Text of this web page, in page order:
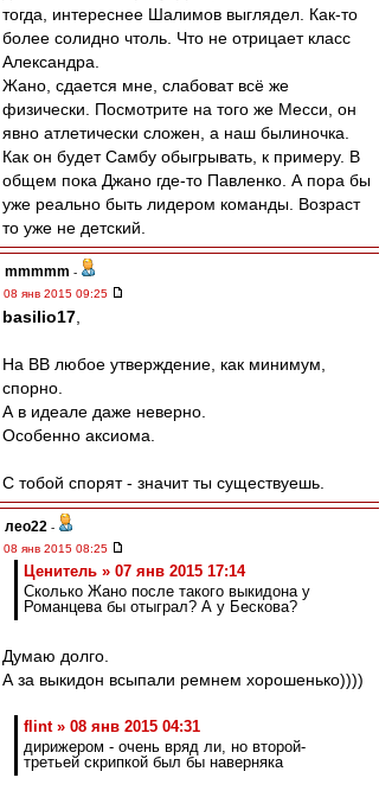
тогда, интереснее Шалимов выглядел. Как-то
более солидно чтоль. Что не отрицает класс
Александра.
Жано, сдается мне, слабоват всё же
физически. Посмотрите на того же Месси, он
явно атлетически сложен, а наш былиночка.
Как он будет Самбу обыгрывать, к примеру. В
общем пока Джано где-то Павленко. А пора бы
уже реально быть лидером команды. Возраст
то уже не детский.
mmmmm -
08 янв 2015 09:25
basilio17
На ВВ любое утверждение, как минимум,
спорно.
А в идеале даже неверно.
Особенно аксиома.
С тобой спорят - значит ты существуешь.
лео22 -
08 янв 2015 08:25
Ценитель » 07 янв 2015 17:14
Сколько Жано после такого выкидона у
Романцева бы отыграл? А у Бескова?
Думаю долго.
А за выкидон всыпали ремнем хорошенько))))
flint » 08 янв 2015 04:31
дирижером - очень вряд ли, но второй-
третьей скрипкой был бы наверняка